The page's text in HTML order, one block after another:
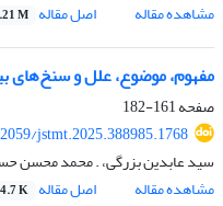
مشاهده مقاله
اصل مقاله M
مفهوم، موضوع، علل و سنخ‌های
صفحه161-182
jstmt.2025.388985.1768
سید عابدین بزرگی، . محمد محسن
مشاهده مقاله
اصل مقاله K